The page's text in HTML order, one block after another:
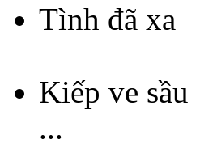
Tình đã xa
Kiếp ve sầu
...